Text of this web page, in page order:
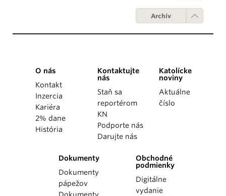
Archív
O nás
Kontakt
Inzercia
Kariéra
2% dane
História
Kontaktujte
nás
Staň sa
reportérom
KN
Podporte nás
Darujte nás
Katolícke
noviny
Aktuálne
číslo
Dokumenty
Dokumenty
pápežov
Obchodné
podmienky
Digitálne
vydanie